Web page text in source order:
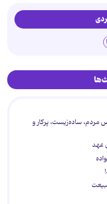
ساده‌زیست، پرکار و
عهد